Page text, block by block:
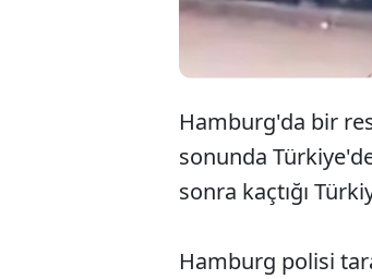
Hamburg'da bir
sonunda
sonra kaçtığı
Hamburg polisi